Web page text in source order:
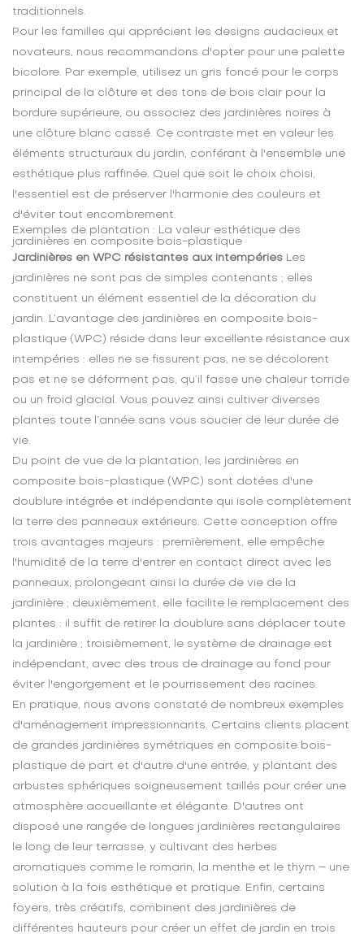
traditionnels.
Pour les familles qui apprécient les designs audacieux et
novateurs, nous recommandons d'opter pour une palette
bicolore. Par exemple, utilisez un gris foncé pour le corps
principal de la clôture et des tons de bois clair pour la
bordure supérieure, ou associez des jardinières noires à
une clôture blanc cassé. Ce contraste met en valeur les
éléments structuraux du jardin, conférant à l'ensemble une
esthétique plus raffinée. Quel que soit le choix choisi,
l'essentiel est de préserver l'harmonie des couleurs et
d'éviter tout encombrement.
Exemples de plantation : La valeur esthétique des
jardinières en composite bois-plastique
Jardinières en WPC résistantes aux intempéries Les
jardinières ne sont pas de simples contenants ; elles
constituent un élément essentiel de la décoration du
jardin. L’avantage des jardinières en composite bois-
plastique (WPC) réside dans leur excellente résistance aux
intempéries : elles ne se fissurent pas, ne se décolorent
pas et ne se déforment pas, qu’il fasse une chaleur torride
ou un froid glacial. Vous pouvez ainsi cultiver diverses
plantes toute l’année sans vous soucier de leur durée de
vie.
Du point de vue de la plantation, les jardinières en
composite bois-plastique (WPC) sont dotées d'une
doublure intégrée et indépendante qui isole complètement
la terre des panneaux extérieurs. Cette conception offre
trois avantages majeurs : premièrement, elle empêche
l'humidité de la terre d'entrer en contact direct avec les
panneaux, prolongeant ainsi la durée de vie de la
jardinière ; deuxièmement, elle facilite le remplacement des
plantes : il suffit de retirer la doublure sans déplacer toute
la jardinière ; troisièmement, le système de drainage est
indépendant, avec des trous de drainage au fond pour
éviter l'engorgement et le pourrissement des racines.
En pratique, nous avons constaté de nombreux exemples
d'aménagement impressionnants. Certains clients placent
de grandes jardinières symétriques en composite bois-
plastique de part et d'autre d'une entrée, y plantant des
arbustes sphériques soigneusement taillés pour créer une
atmosphère accueillante et élégante. D'autres ont
disposé une rangée de longues jardinières rectangulaires
le long de leur terrasse, y cultivant des herbes
aromatiques comme le romarin, la menthe et le thym – une
solution à la fois esthétique et pratique. Enfin, certains
foyers, très créatifs, combinent des jardinières de
différentes hauteurs pour créer un effet de jardin en trois